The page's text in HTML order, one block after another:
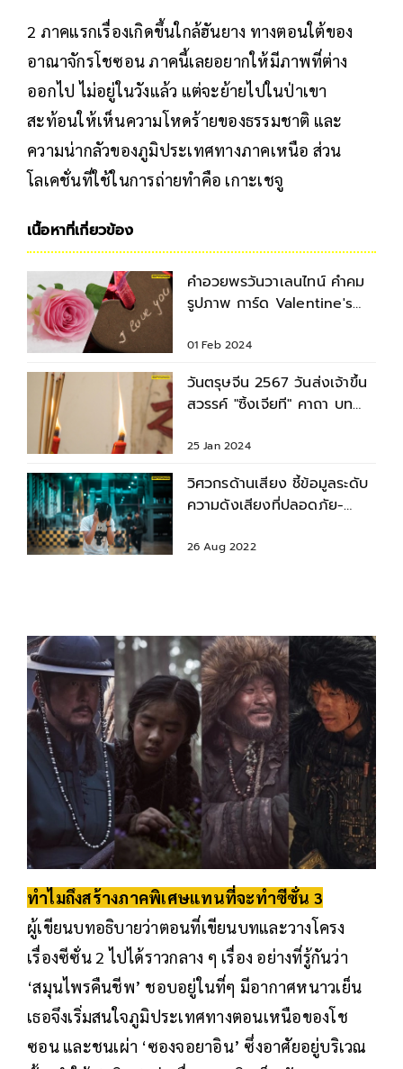
2 ภาคแรกเรื่องเกิดขึ้นใกล้ฮันยาง ทางตอนใต้ของ
อาณาจักรโชซอน ภาคนี้เลยอยากให้มีภาพที่ต่าง
ออกไป ไม่อยู่ในวังแล้ว แต่จะย้ายไปในป่าเขา
สะท้อนให้เห็นความโหดร้ายของธรรมชาติ และ
ความน่ากลัวของภูมิประเทศทางภาคเหนือ ส่วน
โลเคชั่นที่ใช้ในการถ่ายทำคือ เกาะเชจู
เนื้อหาที่เกี่ยวข้อง
คำอวยพรวันวาเลนไทน์ คำคม
รูปภาพ การ์ด Valentine's
01 Feb 2024
วันตรุษจีน 2567 วันส่งเจ้าขึ้น
สวรรค์ "ซิ้งเจียที" คาถา บท
25 Jan 2024
วิศวกรด้านเสียง ชี้ข้อมูลระดับ
ความดังเสียงที่ปลอดภัย-
26 Aug 2022
ทำไมถึงสร้างภาคพิเศษแทนที่จะทำซีซั่น 3
ผู้เขียนบทอธิบายว่าตอนที่เขียนบทและวางโครง
เรื่องซีซั่น 2 ไปได้ราวกลาง ๆ เรื่อง อย่างที่รู้กันว่า
‘สมุนไพรคืนชีพ’ ชอบอยู่ในที่ๆ มีอากาศหนาวเย็น
เธอจึงเริ่มสนใจภูมิประเทศทางตอนเหนือของโช
ซอน และชนเผ่า ‘ซองจอยาอิน’ ซึ่งอาศัยอยู่บริเวณ